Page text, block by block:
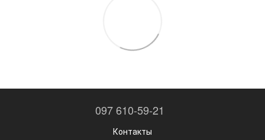
097 610-59-21
Контакты